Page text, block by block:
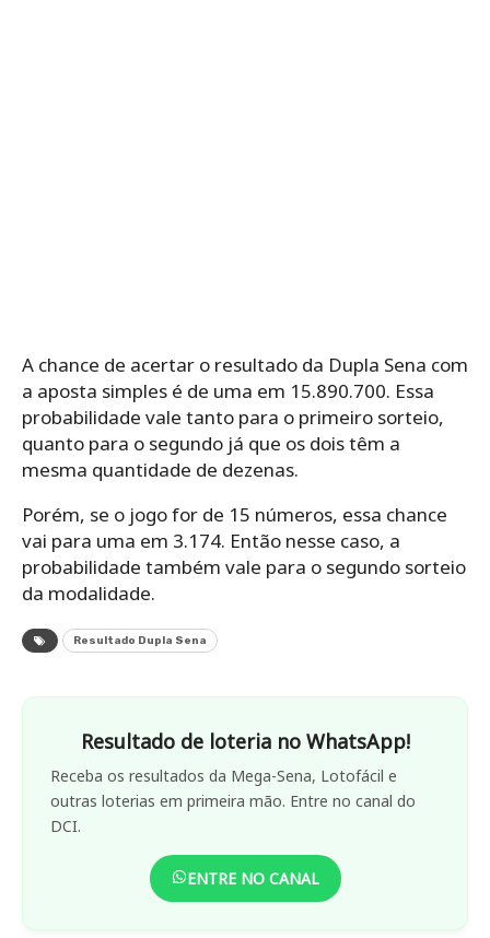
A chance de acertar o resultado da Dupla Sena com
a aposta simples é de uma em 15.890.700. Essa
probabilidade vale tanto para o primeiro sorteio,
quanto para o segundo já que os dois têm a
mesma quantidade de dezenas.
Porém, se o jogo for de 15 números, essa chance
vai para uma em 3.174. Então nesse caso, a
probabilidade também vale para o segundo sorteio
da modalidade.
Resultado Dupla Sena
Resultado de loteria no WhatsApp!
Receba os resultados da Mega-Sena, Lotofácil e
outras loterias em primeira mão. Entre no canal do
DCI.
ENTRE NO CANAL